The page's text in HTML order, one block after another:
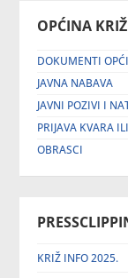
OPĆINA KRIŽ
DOKUMENTI
JAVNA NABAVA
JAVNI POZIVI I
PRIJAVA KVARA
OBRASCI
KRIŽ INFO 2025.